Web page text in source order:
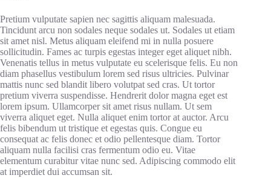
Pretium vulputate sapien nec sagittis aliquam malesuada.
Tincidunt arcu non sodales neque sodales ut. Sodales ut etiam
sit amet nisl. Metus aliquam eleifend mi in nulla posuere
sollicitudin. Fames ac turpis egestas integer eget aliquet nibh.
Venenatis tellus in metus vulputate eu scelerisque felis. Eu non
diam phasellus vestibulum lorem sed risus ultricies. Pulvinar
mattis nunc sed blandit libero volutpat sed cras. Ut tortor
pretium viverra suspendisse. Hendrerit dolor magna eget est
lorem ipsum. Ullamcorper sit amet risus nullam. Ut sem
viverra aliquet eget. Nulla aliquet enim tortor at auctor. Arcu
felis bibendum ut tristique et egestas quis. Congue eu
consequat ac felis donec et odio pellentesque diam. Tortor
aliquam nulla facilisi cras fermentum odio eu. Vitae
elementum curabitur vitae nunc sed. Adipiscing commodo elit
at imperdiet dui accumsan sit.